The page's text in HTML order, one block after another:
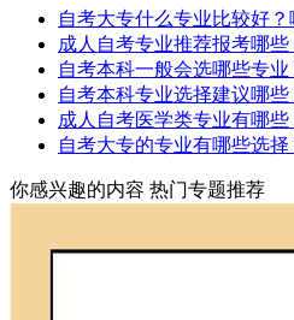
自考大专什么专业比较好？
成人自考专业推荐报考哪些
自考本科一般会选哪些专业
自考本科专业选择建议哪些
成人自考医学类专业有哪些
自考大专的专业有哪些选择
你感兴趣的内容 热门专题推荐